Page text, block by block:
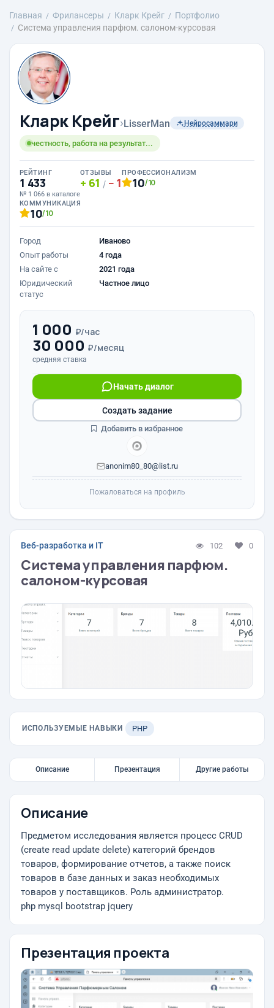
Главная Фрилансеры Кларк Крейг
Портфолио
Система управления парфюм. салоном-курсовая
Кларк Крейг›LisserMan Нейросаммари
честность, работа на результат...
РЕЙТИНГ
1 433
№ 1 066 в каталоге
ОТЗЫВЫ
61 / 1
ПРОФЕССИОНАЛИЗМ
10/10
КОММУНИКАЦИЯ
10/10
Город
Иваново
Опыт работы
4 года
На сайте с
2021 года
Юридический
статус
Частное лицо
1 000 ₽/час
30 000 ₽/месяц
средняя ставка
Начать диалог
anonim80_80@list.ru
Создать задание
Добавить в избранное
Пожаловаться на профиль
Веб-разработка и IT 102 0
Система управления парфюм.
салоном-курсовая
ИСПОЛЬЗУЕМЫЕ НАВЫКИ PHP
Описание Презентация Другие работы
Описание
Предметом исследования является процесс CRUD
(create read update delete) категорий брендов
товаров, формирование отчетов, а также поиск
товаров в базе данных и заказ необходимых
товаров у поставщиков. Роль администратор.
php mysql bootstrap jquery
Презентация проекта